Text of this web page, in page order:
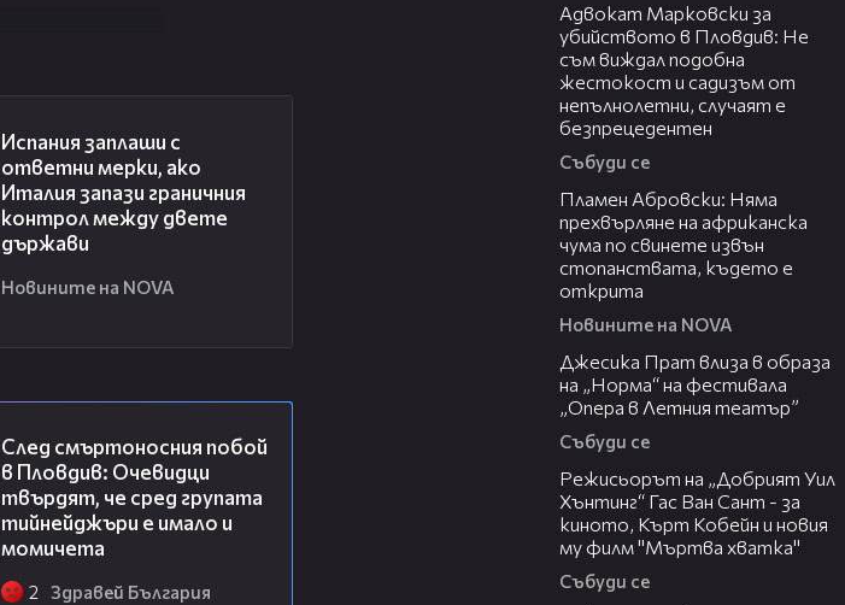
Испания заплаши с
ответни мерки, ако
Италия запази граничния
контрол между двете
държави
Новините на NOVA
След смъртоносния побой
в Пловдив: Очевидци
твърдят, че сред групата
тийнейджъри е имало и
момичета
2 Здравей България
Адвокат Марковски за
убийството в Пловдив: Не
съм виждал подобна
жестокост и садизъм от
непълнолетни, случаят е
безпрецедентен
Събуди се
Пламен Абровски: Няма
прехвърляне на африканска
чума по свинете извън
стопанствата, където е
открита
Новините на NOVA
Джесика Прат влиза в образа
на „Норма“ на фестивала
„Опера в Летния театър”
Събуди се
Режисьорът на „Добрият Уил
Хънтинг“ Гас Ван Сант - за
киното, Кърт Кобейн и новия
му филм "Мъртва хватка"
Събуди се